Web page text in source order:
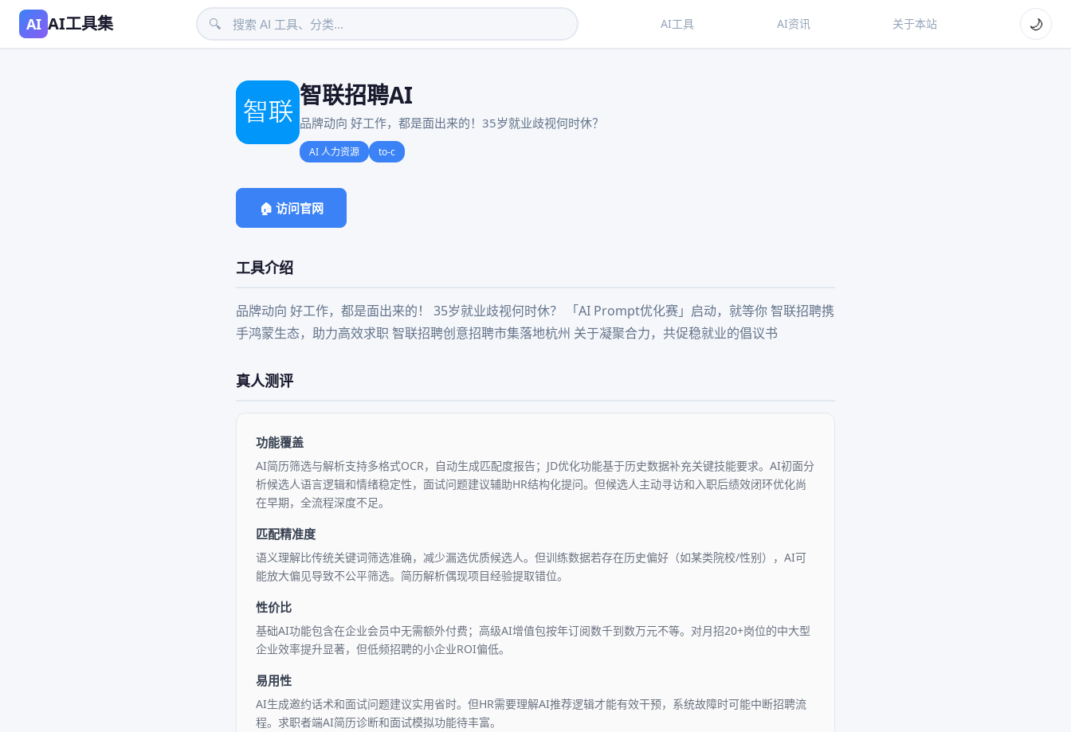
AI AI工具集 🔍 AI工具 AI资讯 关于本站 🌙
智联招聘AI
品牌动向 好工作，都是面出来的！35岁就业歧视何时休？
AI 人力资源 to-c
🏠 访问官网
工具介绍
品牌动向 好工作，都是面出来的！ 35岁就业歧视何时休？ 「AI Prompt优化赛」启动，就等你 智联招聘携
手鸿蒙生态，助力高效求职 智联招聘创意招聘市集落地杭州 关于凝聚合力，共促稳就业的倡议书
真人测评
功能覆盖
AI简历筛选与解析支持多格式OCR，自动生成匹配度报告；JD优化功能基于历史数据补充关键技能要求。AI初面分
析候选人语言逻辑和情绪稳定性，面试问题建议辅助HR结构化提问。但候选人主动寻访和入职后绩效闭环优化尚
在早期，全流程深度不足。
匹配精准度
语义理解比传统关键词筛选准确，减少漏选优质候选人。但训练数据若存在历史偏好（如某类院校/性别），AI可
能放大偏见导致不公平筛选。简历解析偶现项目经验提取错位。
性价比
基础AI功能包含在企业会员中无需额外付费；高级AI增值包按年订阅数千到数万元不等。对月招20+岗位的中大型
企业效率提升显著，但低频招聘的小企业ROI偏低。
易用性
AI生成邀约话术和面试问题建议实用省时。但HR需要理解AI推荐逻辑才能有效干预，系统故障时可能中断招聘流
程。求职者端AI简历诊断和面试模拟功能待丰富。